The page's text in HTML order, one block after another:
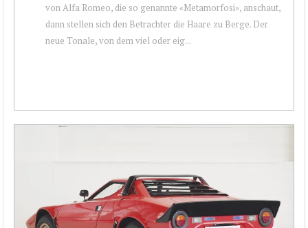
von Alfa Romeo, die so genannte «Metamorfosi», anschaut,
dann stellen sich den Betrachter die Haare zu Berge. Der
neue Tonale, von dem viel oder eig...